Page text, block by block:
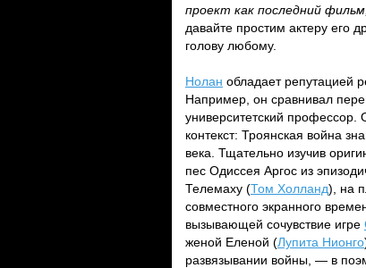
проект как последний
давайте простим актеру его
голову любому.
Нолан обладает репутацией
Например, он сравнивал
университетский профессор.
контекст: Троянская война
века. Тщательно изучив
пес Одиссея Аргос из
Телемаху (Том Холланд), на
совместного экранного
вызывающей сочувствие игре
женой Еленой (Лупита Нионго
развязывании войны, — в